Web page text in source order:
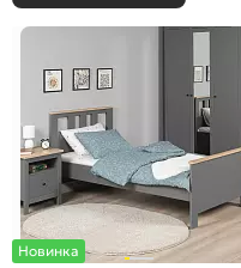
Новинка